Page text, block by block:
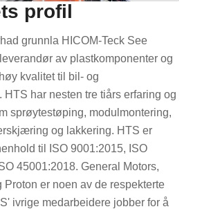
profil
grunnla HICOM-Teck See
av plastkomponenter og
kvalitet til bil- og
HTS har nesten tre tiårs erfaring og
sprøytestøping, modulmontering,
og lakkering. HTS er
til ISO 9001:2015, ISO
45001:2018. General Motors,
Proton er noen av de respekterte
ivrige medarbeidere jobber for å